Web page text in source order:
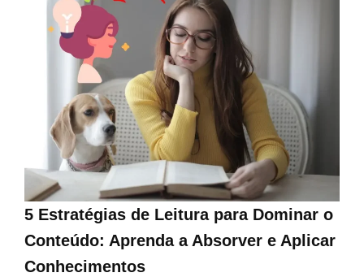
5 Estratégias de Leitura para Dominar o
Conteúdo: Aprenda a Absorver e Aplicar
Conhecimentos